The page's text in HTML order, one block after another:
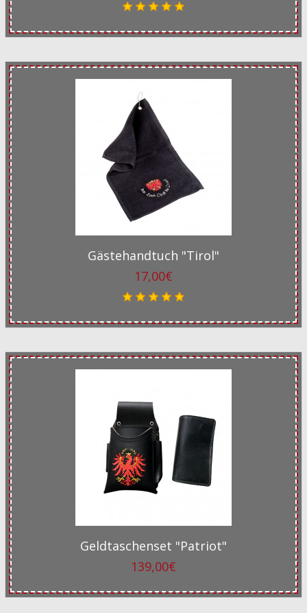
Gästehandtuch "Tirol"
17,00€
Geldtaschenset "Patriot"
139,00€